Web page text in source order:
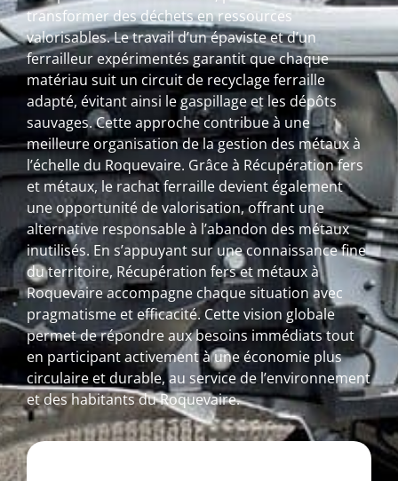
transformer des déchets en ressources
valorisables. Le travail d’un épaviste et d’un
ferrailleur expérimentés garantit que chaque
matériau suit un circuit de recyclage ferraille
adapté, évitant ainsi le gaspillage et les dépôts
sauvages. Cette approche contribue à une
meilleure organisation de la gestion des métaux à
l’échelle du Roquevaire. Grâce à Récupération fers
et métaux, le rachat ferraille devient également
une opportunité de valorisation, offrant une
alternative responsable à l’abandon des métaux
inutilisés. En s’appuyant sur une connaissance fine
du territoire, Récupération fers et métaux à
Roquevaire accompagne chaque situation avec
pragmatisme et efficacité. Cette vision globale
permet de répondre aux besoins immédiats tout
en participant activement à une économie plus
circulaire et durable, au service de l’environnement
et des habitants du Roquevaire.